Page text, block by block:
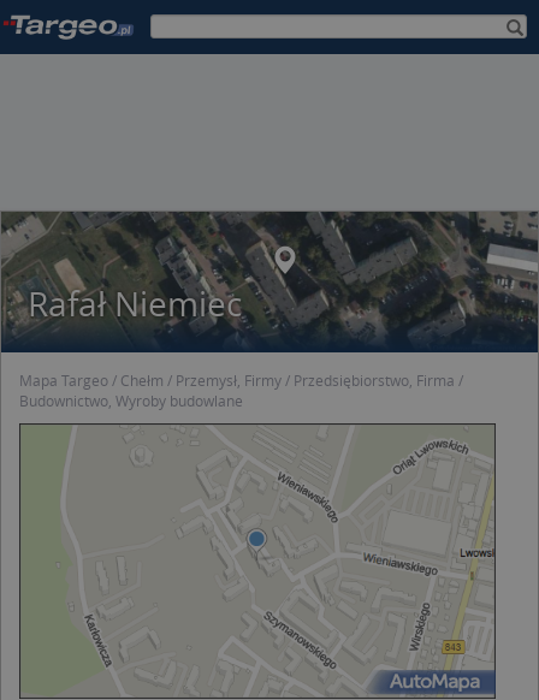
Rafał Niemiec
Mapa Targeo Chełm Przemysł, Firmy
Przedsiębiorstwo, Firma
Budownictwo, Wyroby budowlane